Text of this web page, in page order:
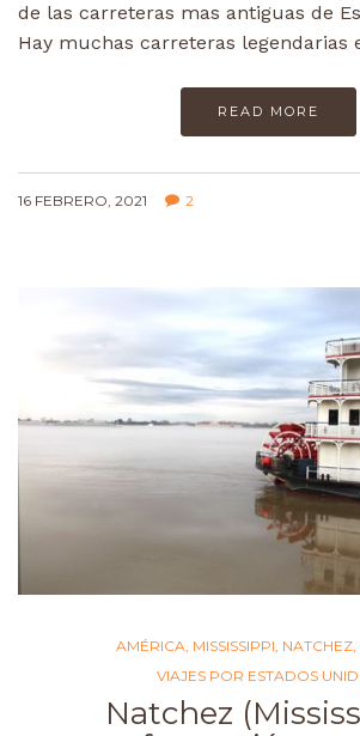
de las carreteras mas antiguas de
Hay muchas carreteras legendarias
READ MORE
16 FEBRERO, 2021 2
AMÉRICA, MISSISSIPPI, NATCHEZ,
VIAJES POR ESTADOS
Natchez